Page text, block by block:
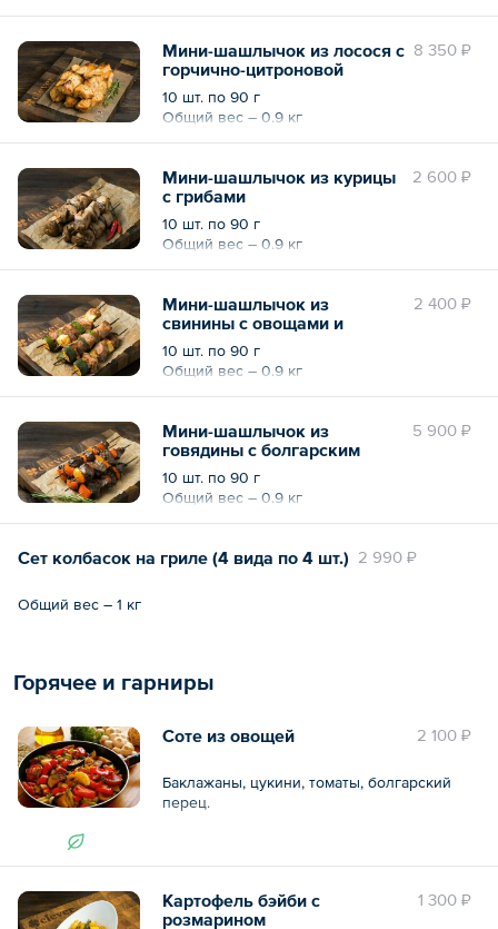
8 350 ₽
Мини-шашлычок из лосося с
горчично-цитроновой
корочкой и ароматным
маслом
10 шт. по 90 г
Общий вес – 0.9 кг
2 600 ₽
Мини-шашлычок из курицы
с грибами
10 шт. по 90 г
Общий вес – 0.9 кг
2 400 ₽
Мини-шашлычок из
свинины с овощами и
соусом «Барбекю»
10 шт. по 90 г
Общий вес – 0.9 кг
5 900 ₽
Мини-шашлычок из
говядины с болгарским
перцем
10 шт. по 90 г
Общий вес – 0.9 кг
2 990 ₽
Сет колбасок на гриле (4 вида по 4 шт.)
Общий вес – 1 кг
Горячее и гарниры
2 100 ₽
Соте из овощей
Баклажаны, цукини, томаты, болгарский
перец.
Общий вес – 1 кг
1 300 ₽
Картофель бэйби с
розмарином